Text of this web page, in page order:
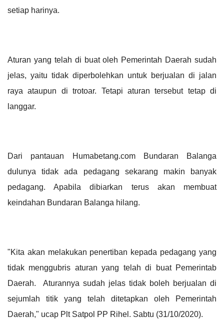
setiap harinya.
Aturan yang telah di buat oleh Pemerintah Daerah sudah
jelas, yaitu tidak diperbolehkan untuk berjualan di jalan
raya ataupun di trotoar. Tetapi aturan tersebut tetap di
langgar.
Dari pantauan Humabetang.com Bundaran Balanga
dulunya tidak ada pedagang sekarang makin banyak
pedagang. Apabila dibiarkan terus akan membuat
keindahan Bundaran Balanga hilang.
"Kita akan melakukan penertiban kepada pedagang yang
tidak menggubris aturan yang telah di buat Pemerintab
Daerah. Aturannya sudah jelas tidak boleh berjualan di
sejumlah titik yang telah ditetapkan oleh Pemerintah
Daerah," ucap Plt Satpol PP Rihel. Sabtu (31/10/2020).